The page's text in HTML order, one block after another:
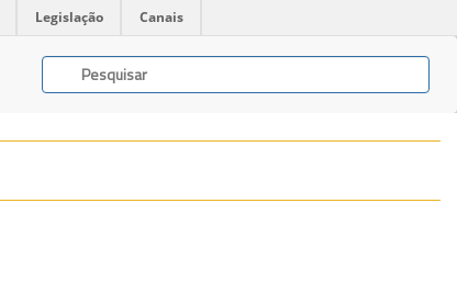
Legislação Canais